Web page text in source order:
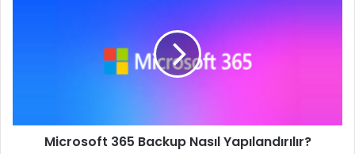
Microsoft 365 Backup Nasıl Yapılandırılır?